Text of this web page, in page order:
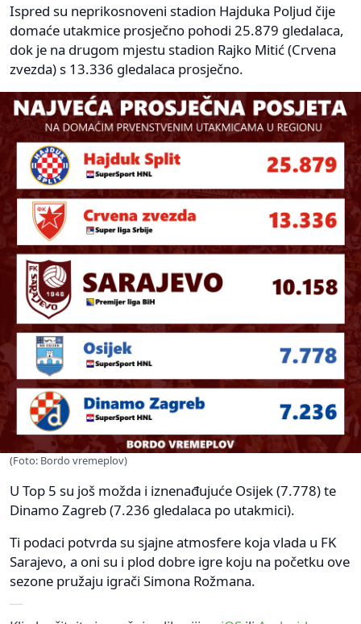
Ispred su neprikosnoveni stadion Hajduka Poljud čije
domaće utakmice prosječno pohodi 25.879 gledalaca,
dok je na drugom mjestu stadion Rajko Mitić (Crvena
zvezda) s 13.336 gledalaca prosječno.
(Foto: Bordo vremeplov)
U Top 5 su još možda i iznenađujuće Osijek (7.778) te
Dinamo Zagreb (7.236 gledalaca po utakmici).
Ti podaci potvrda su sjajne atmosfere koja vlada u FK
Sarajevo, a oni su i plod dobre igre koju na početku ove
sezone pružaju igrači Simona Rožmana.